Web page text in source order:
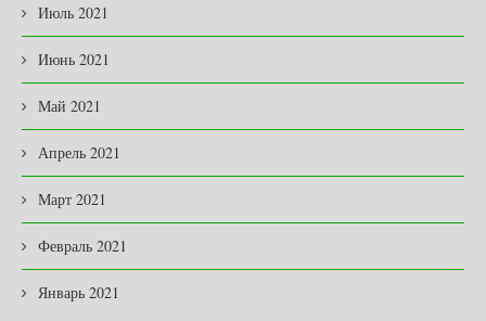
Июль 2021
Июнь 2021
Май 2021
Апрель 2021
Март 2021
Февраль 2021
Январь 2021